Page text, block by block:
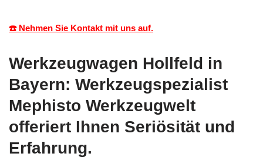
☎️ Nehmen Sie Kontakt mit uns auf.
Werkzeugwagen Hollfeld in
Bayern: Werkzeugspezialist
Mephisto Werkzeugwelt
offeriert Ihnen Seriösität und
Erfahrung.